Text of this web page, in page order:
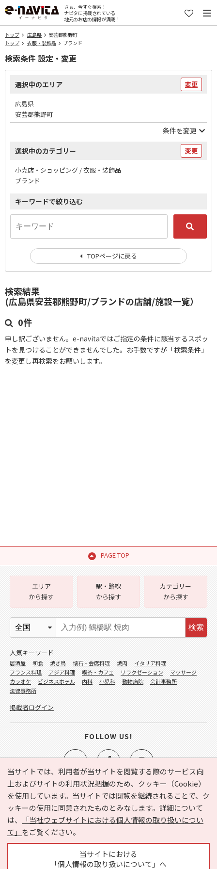
さぁ、今すぐ検索！
ナビタに掲載されている
地元のお店の情報が満載！
トップ 広島県
安芸郡熊野町
トップ
衣服・装飾品 ブランド
検索結果
(広島県安芸郡熊野町/ブランドの店舗/施設一覧）
0件
申し訳ございません。e-navitaではご指定の条件に該当するスポッ
トを見つけることができませんでした。お手数ですが「検索条件」
を変更し再検索をお願いします。
検索条件 設定・変更
選択中のエリア 変更
広島県
安芸郡熊野町
条件を変更
選択中のカテゴリー 変更
小売店・ショッピング / 衣服・装飾品
ブランド
キーワードで絞り込む
TOPページに戻る
PAGE TOP
当サイトでは、利用者が当サイトを閲覧する際のサービス向
上およびサイトの利用状況把握のため、クッキー（Cookie）
を使用しています。当サイトでは閲覧を継続されることで、ク
ッキーの使用に同意されたものとみなします。詳細について
は、
「当社ウェブサイトにおける個人情報の取り扱いについ
て」 をご覧ください。
当サイトにおける
「個人情報の取り扱いについて」へ
e-NAVITA（イーナビタ）とは？ お気に入り
ヘルプ
利用規約
個人情報の取り扱いについて
運営会社
サイトマップ
広告掲載に関するお問い合わせ
エリア
から探す
駅・路線
から探す
カテゴリー
から探す
検索
人気キーワード
居酒屋 和食 焼き鳥 懐石・会席料理 焼肉
イタリア料理
フランス料理
アジア料理 喫茶・カフェ リラクゼーション
マッサージ
カラオケ
ビジネスホテル 内科 小児科 動物病院
会計事務所
法律事務所
掲載者ログイン
FOLLOW US!